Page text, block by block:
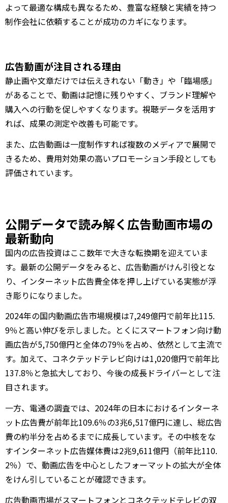
よって最適な構成も異なるため、豊富な経験と実績を持つ
制作会社に依頼することが成功のカギになります。
広告動画が注目される理由
静止画や文章だけでは伝えきれない「動き」や「臨場感」
があることで、動画は記憶に残りやすく、ブランド理解や
購入への行動を促しやすくなります。視聴データを活用す
れば、成果の測定や改善も可能です。
また、広告動画は一度制作すれば複数のメディアで展開で
きるため、費用対効果の高いプロモーション手段としても
評価されています。
公開データで読み解く広告動画市場の
最新動向
国内の広告投資はここ数年で大きな転換期を迎えていま
す。最新の公開データをみると、広告動画がけん引役とな
り、インターネット広告費全体を押し上げている実態が浮
き彫りになりました。
2024年の国内動画広告市場規模は7,249億円で前年比115.
9％と高い伸びを示しました。とくにスマートフォン向け動
画広告が5,750億円と全体の79％を占め、依然として主流で
す。加えて、コネクテッドテレビ向けは1,020億円で前年比
137.8％と急拡大しており、今後の成長ドライバーとして注
目されます。
一方、電通の調査では、2024年の日本におけるインターネ
ット広告費が前年比109.6％の3兆6,517億円に達し、総広告
費の約半分を占めるまでに成長しています。その中核をな
すインターネット広告媒体費は2兆9,611億円（前年比110.
2％）で、動画広告を中心としたフォーマットの拡大が全体
をけん引していることが確認できます。
広告動画市場がスマートフォンとコネクテッドテレビの双